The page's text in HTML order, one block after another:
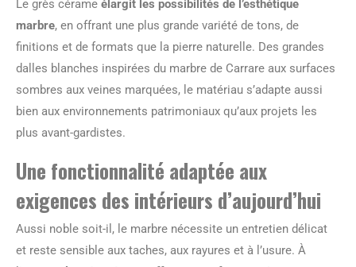
Le grès cérame élargit les possibilités de l’esthétique
marbre, en offrant une plus grande variété de tons, de
finitions et de formats que la pierre naturelle. Des grandes
dalles blanches inspirées du marbre de Carrare aux surfaces
sombres aux veines marquées, le matériau s’adapte aussi
bien aux environnements patrimoniaux qu’aux projets les
plus avant-gardistes.
Une fonctionnalité adaptée aux
exigences des intérieurs d’aujourd’hui
Aussi noble soit-il, le marbre nécessite un entretien délicat
et reste sensible aux taches, aux rayures et à l’usure. À